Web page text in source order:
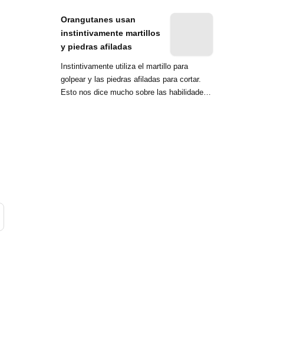
Orangutanes usan
instintivamente martillos
y piedras afiladas
Instintivamente utiliza el martillo para
golpear y las piedras afiladas para cortar.
Esto nos dice mucho sobre las habilidades